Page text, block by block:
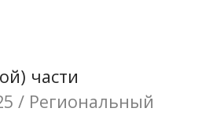
части
/ Региональный